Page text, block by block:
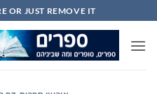
to
content
JUST REMOVE IT...